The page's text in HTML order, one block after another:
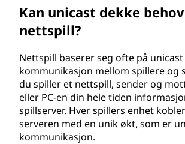
Kan unicast dekke
nettspill?
Nettspill baserer seg ofte på
kommunikasjon mellom spillere og
du spiller et nettspill, sender og
eller PC-en din hele tiden
spillserver. Hver spillers enhet
serveren med en unik økt, som er
kommunikasjon.